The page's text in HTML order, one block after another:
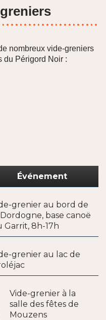
nombreux vide-greniers
du Périgord Noir :
Événement
grenier au bord de
Dordogne, base canoë
Garrit, 8h-17h
grenier au lac de
Vide-grenier à la
salle des fêtes de
Mouzens